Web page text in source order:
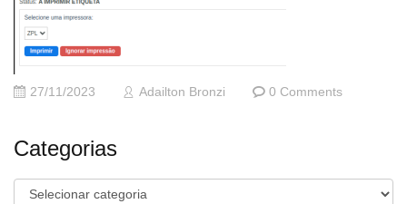
27/11/2023 Adailton Bronzi 0 Comments
Categorias
Categorias